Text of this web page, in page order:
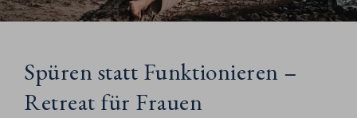
Spüren statt Funktionieren –
Retreat für Frauen